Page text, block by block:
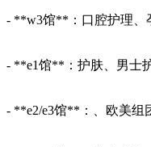
- **w3馆**：口腔护理、
- **e1馆**：护肤、男士
- **e2/e3馆**：、欧美组